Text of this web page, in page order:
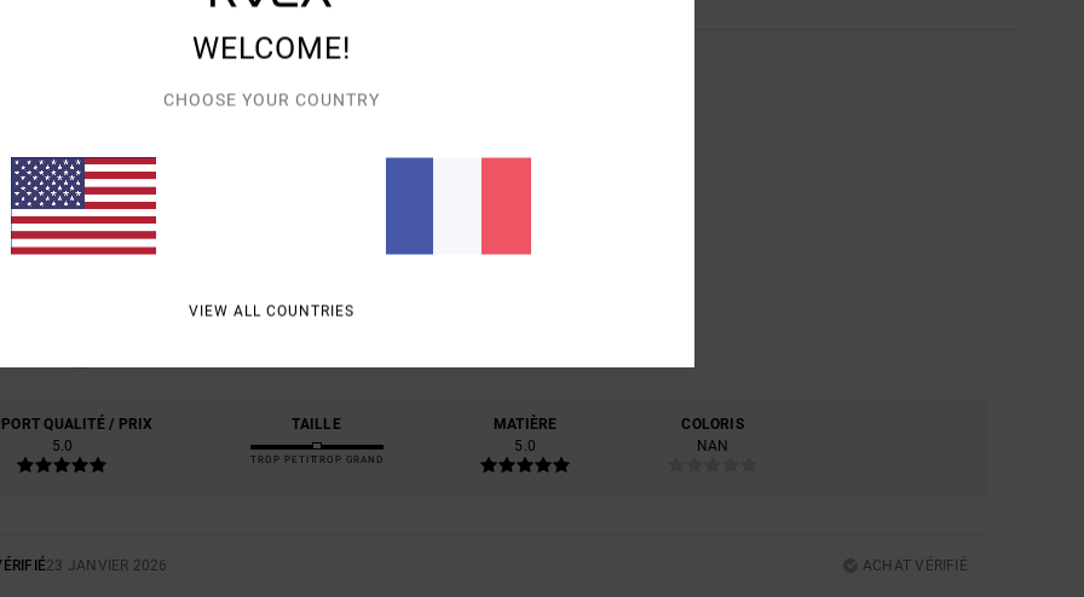
QUALITÉ / PRIX
5.0
TAILLE
TROP PETITTROP GRAND
MATIÈRE
5.0
COLORIS
NAN
23 JANVIER 2026
ACHAT VÉRIFIÉ
WELCOME!
CHOOSE YOUR COUNTRY
VIEW ALL COUNTRIES